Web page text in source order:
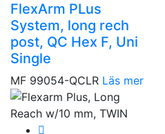
FlexArm PLus
System, long rech
post, QC Hex F, Uni
Single
MF 99054-QCLR Läs mer